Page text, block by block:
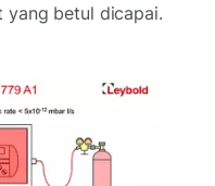
yang betul dicapai.